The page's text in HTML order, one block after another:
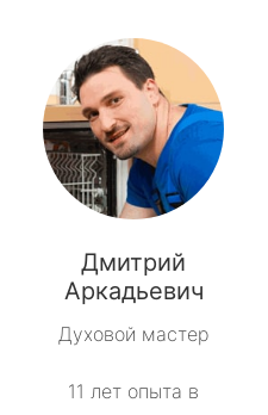
Дмитрий
Аркадьевич
Духовой мастер
11 лет опыта в